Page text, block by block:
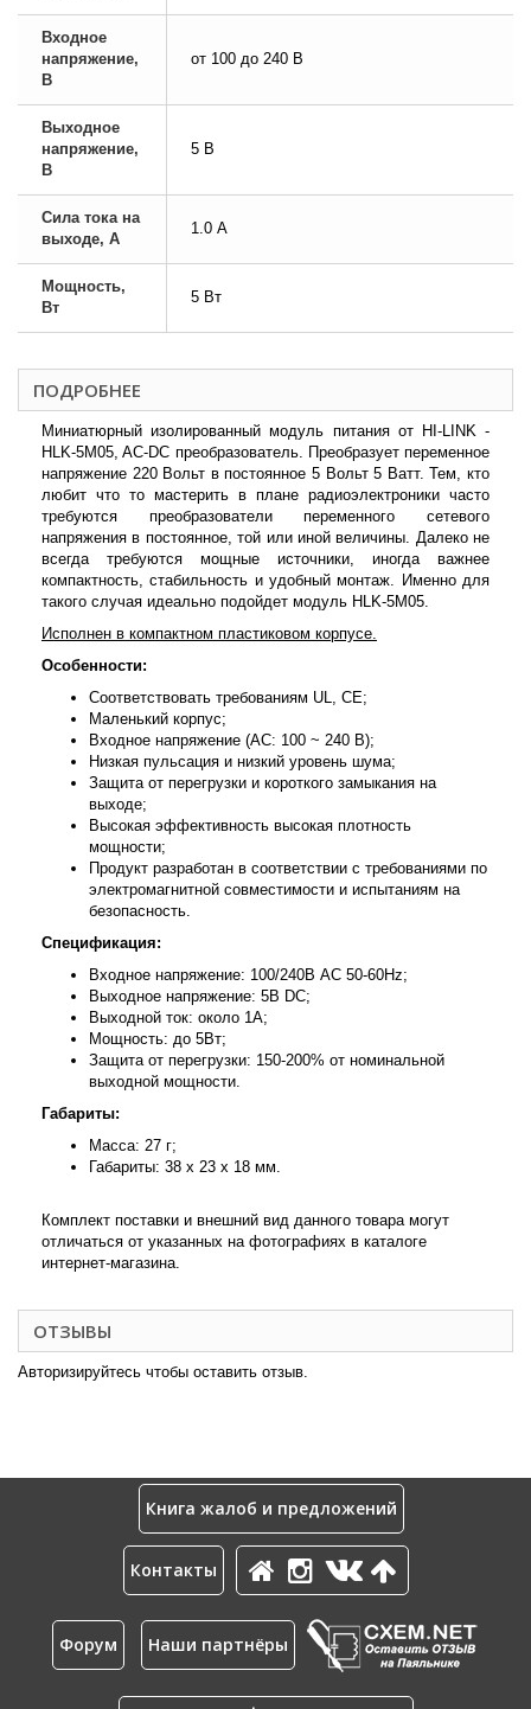
Входное
напряжение,
В
от 100 до 240 В
Выходное
напряжение,
В
5 В
Сила тока на
выходе, А
1.0 А
Мощность,
Вт
5 Вт
ПОДРОБНЕЕ
Миниатюрный изолированный модуль питания от HI-LINK -
HLK-5M05, AC-DC преобразователь. Преобразует переменное
напряжение 220 Вольт в постоянное 5 Вольт 5 Ватт. Тем, кто
любит что то мастерить в плане радиоэлектроники часто
требуются преобразователи переменного сетевого
напряжения в постоянное, той или иной величины. Далеко не
всегда требуются мощные источники, иногда важнее
компактность, стабильность и удобный монтаж. Именно для
такого случая идеально подойдет модуль HLK-5M05.
Исполнен в компактном пластиковом корпусе.
Особенности:
Соответствовать требованиям UL, CE;
Маленький корпус;
Входное напряжение (AC: 100 ~ 240 В);
Низкая пульсация и низкий уровень шума;
Защита от перегрузки и короткого замыкания на
выходе;
Высокая эффективность высокая плотность
мощности;
Продукт разработан в соответствии с требованиями по
электромагнитной совместимости и испытаниям на
безопасность.
Спецификация:
Входное напряжение: 100/240В AC 50-60Hz;
Выходное напряжение: 5В DC;
Выходной ток: около 1А;
Мощность: до 5Вт;
Защита от перегрузки: 150-200% от номинальной
выходной мощности.
Габариты:
Масса: 27 г;
Габариты: 38 х 23 х 18 мм.
Комплект поставки и внешний вид данного товара могут
отличаться от указанных на фотографиях в каталоге
интернет-магазина.
ОТЗЫВЫ
Авторизируйтесь чтобы оставить отзыв.
Книга жалоб и предложений
Контакты
Форум Наши партнёры